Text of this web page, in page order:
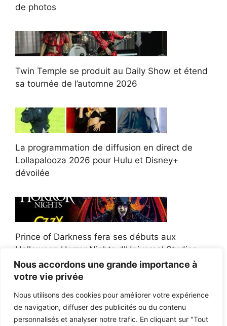
Nous accordons une grande importance à
votre vie privée
Nous utilisons des cookies pour améliorer votre expérience
de navigation, diffuser des publicités ou du contenu
personnalisés et analyser notre trafic. En cliquant sur "Tout
de photos
Twin Temple se produit au Daily Show et étend
sa tournée de l’automne 2026
La programmation de diffusion en direct de
Lollapalooza 2026 pour Hulu et Disney+
dévoilée
Prince of Darkness fera ses débuts aux
Halloween Horror Nights d'Universal Studios
Afroman poursuit un policier de l'Ohio après la